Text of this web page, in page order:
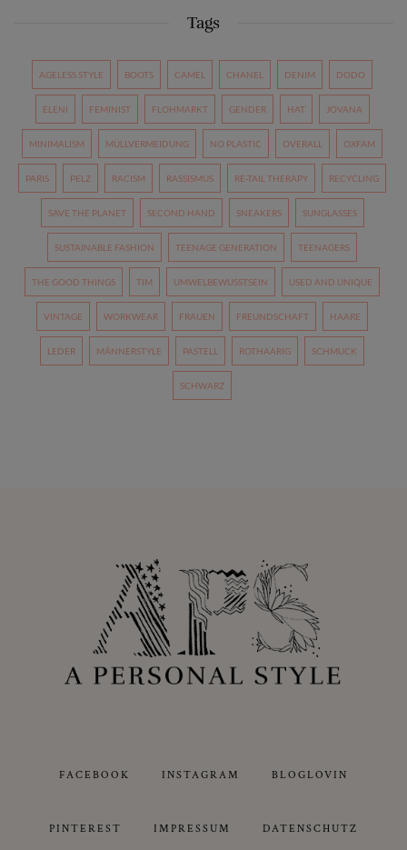
Tags
AGELESS STYLE BOOTS CAMEL CHANEL DENIM DODO
ELENI FEMINIST FLOHMARKT GENDER HAT JOVANA
MINIMALISM MÜLLVERMEIDUNG NO PLASTIC OVERALL OXFAM
PARIS PELZ RACISM RASSISMUS RE-TAIL THERAPY RECYCLING
SAVE THE PLANET SECOND HAND SNEAKERS SUNGLASSES
SUSTAINABLE FASHION TEENAGE GENERATION TEENAGERS
THE GOOD THINGS TIM UMWELBEWUSSTSEIN USED AND UNIQUE
VINTAGE WORKWEAR FRAUEN FREUNDSCHAFT HAARE
LEDER MÄNNERSTYLE PASTELL ROTHAARIG SCHMUCK
SCHWARZ
FACEBOOK INSTAGRAM BLOGLOVIN
PINTEREST IMPRESSUM DATENSCHUTZ